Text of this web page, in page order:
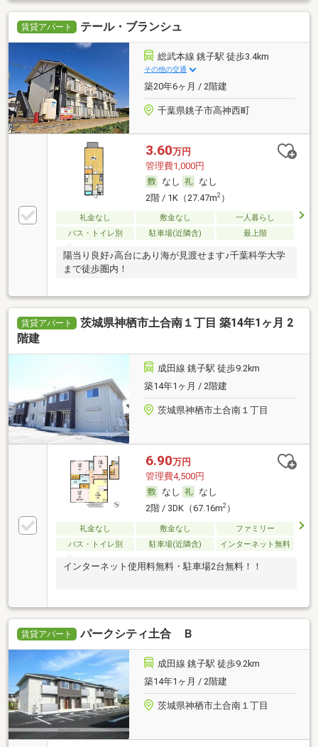
賃貸アパート テール・ブランシュ
総武本線 銚子駅 徒歩3.4km
その他の交通
築20年6ヶ月 / 2階建
千葉県銚子市高神西町
3.60万円
管理費1,000円
なし
なし
2階 / 1K（27.47m2）
礼金なし 敷金なし
一人暮らし
バス・トイレ別
駐車場(近隣含) 最上階
陽当り良好♪高台にあり海が見渡せます♪千葉科学大学
まで徒歩圏内！
賃貸アパート
茨城県神栖市土合南１丁目 築14年1ヶ月 2
階建
成田線 銚子駅 徒歩9.2km
築14年1ヶ月 / 2階建
茨城県神栖市土合南１丁目
6.90万円
管理費4,500円
なし
なし
2階 / 3DK（67.16m2）
礼金なし 敷金なし
ファミリー
バス・トイレ別
駐車場(近隣含) インターネット無料
インターネット使用料無料・駐車場2台無料！！
賃貸アパート パークシティ土合 Ｂ
成田線 銚子駅 徒歩9.2km
築14年1ヶ月 / 2階建
茨城県神栖市土合南１丁目